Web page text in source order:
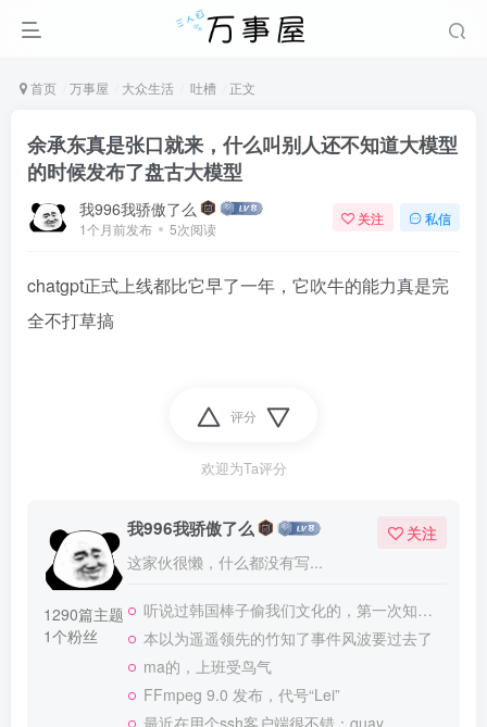
首页 万事屋 大众生活 吐槽 正文
余承东真是张口就来，什么叫别人还不知道大模型
的时候发布了盘古大模型
我996我骄傲了么
1个月前发布 5次阅读
关注 私信
chatgpt正式上线都比它早了一年，它吹牛的能力真是完
全不打草搞
评分
欢迎为Ta评分
1290篇主题
1个粉丝
我996我骄傲了么
这家伙很懒，什么都没有写...
关注
听说过韩国棒子偷我们文化的，第一次知道我们会把文化送日本
本以为遥遥领先的竹知了事件风波要过去了
ma的，上班受鸟气
FFmpeg 9.0 发布，代号“Lei”
最近在用个ssh客户端很不错：quay